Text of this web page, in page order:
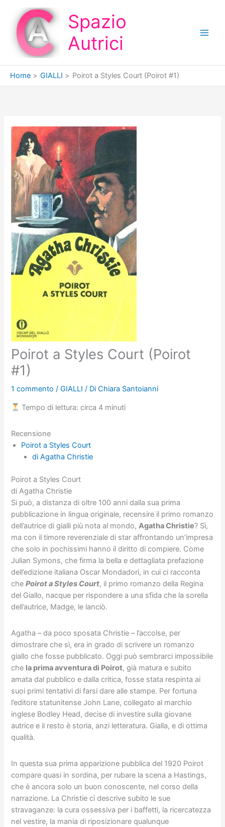
contenuto
Spazio
Autrici
Home GIALLI Poirot a Styles Court (Poirot #1)
Poirot a Styles Court (Poirot
#1)
1 commento /GIALLI / DiChiara Santoianni
Tempo di lettura: circa 4 minuti
Recensione
Poirot a Styles Court
di Agatha Christie
Poirot a Styles Court
di Agatha Christie
Si può, a distanza di oltre 100 anni dalla sua prima
pubblicazione in lingua originale, recensire il primo romanzo
dell’autrice di gialli più nota al mondo,Agatha Christie? Sì,
ma con il timore reverenziale di star affrontando un’impresa
che solo in pochissimi hanno il diritto di compiere. Come
Julian Symons, che firma la bella e dettagliata prefazione
dell’edizione italiana Oscar Mondadori, in cui ci racconta
chePoirot a Styles Court, il primo romanzo della Regina
del Giallo, nacque per rispondere a una sfida che la sorella
dell’autrice, Madge, le lanciò.
Agatha – da poco sposata Christie – l’accolse, per
dimostrare che sì, era in grado di scrivere un romanzo
giallo che fosse pubblicato. Oggi può sembrarci impossibile
che la prima avventura di Poirot, già matura e subito
amata dal pubblico e dalla critica, fosse stata respinta ai
suoi primi tentativi di farsi dare alle stampe. Per fortuna
l’editore statunitense John Lane, collegato al marchio
inglese Bodley Head, decise di investire sulla giovane
autrice e il resto è storia, anzi letteratura. Gialla, e di ottima
qualità.
In questa sua prima apparizione pubblica del 1920 Poirot
compare quasi in sordina, per rubare la scena a Hastings,
che è ancora solo un buon conoscente, nel corso della
narrazione. La Christie ci descrive subito le sue
stravaganze: la cura ossessiva per i baffetti, la ricercatezza
nel vestire, la mania di riposizionare qualunque